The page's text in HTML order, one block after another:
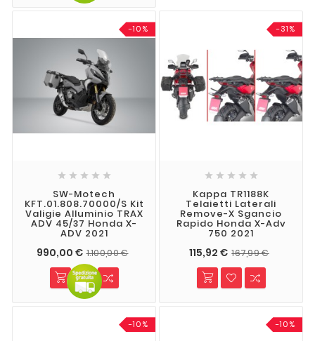
-10%
    
SW-Motech
KFT.01.808.70000/S Kit
Valigie Alluminio TRAX
ADV 45/37 Honda X-
ADV 2021
990,00 € 1.100,00 €
-31%
    
Kappa TR1188K
Telaietti Laterali
Remove-X Sgancio
Rapido Honda X-Adv
750 2021
115,92 € 167,99 €
-10% -10%